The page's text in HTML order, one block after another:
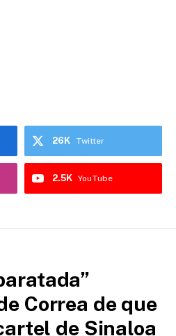
Twitter
26K
YouTube
2.5K
Correa de que
de Sinaloa